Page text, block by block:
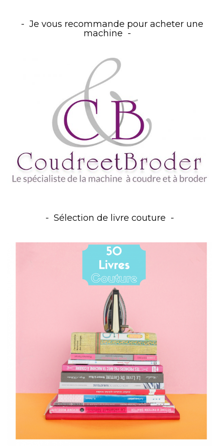
Je vous recommande pour acheter une
machine
Sélection de livre couture